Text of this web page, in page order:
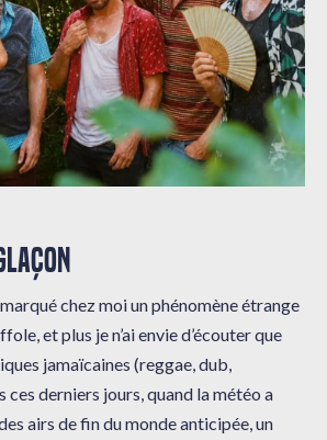
chez moi un phénomène étrange
et plus je n’ai envie d’écouter que
jamaïcaines (reggae, dub,
derniers jours, quand la météo a
airs de fin du monde anticipée, un